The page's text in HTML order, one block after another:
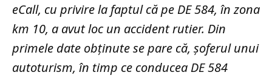
eCall, cu privire la faptul că pe DE 584, în zona
km 10, a avut loc un accident rutier. Din
primele date obținute se pare că, șoferul unui
autoturism, în timp ce conducea DE 584